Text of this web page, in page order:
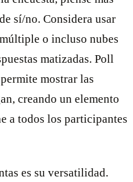
sí/no. Considera usar
o incluso nubes
matizadas. Poll
mostrar las
creando un elemento
a todos los participantes
es su versatilidad.